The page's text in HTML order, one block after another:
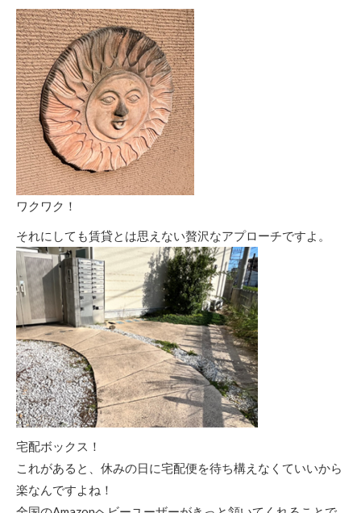
ワクワク！
それにしても賃貸とは思えない贅沢なアプローチですよ。
宅配ボックス！
これがあると、休みの日に宅配便を待ち構えなくていいから
楽なんですよね！